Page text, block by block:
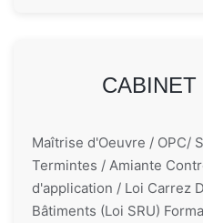
CABINET
Maîtrise d'Oeuvre / OPC/
Termintes / Amiante
d'application / Loi Carrez
Bâtiments (Loi SRU)